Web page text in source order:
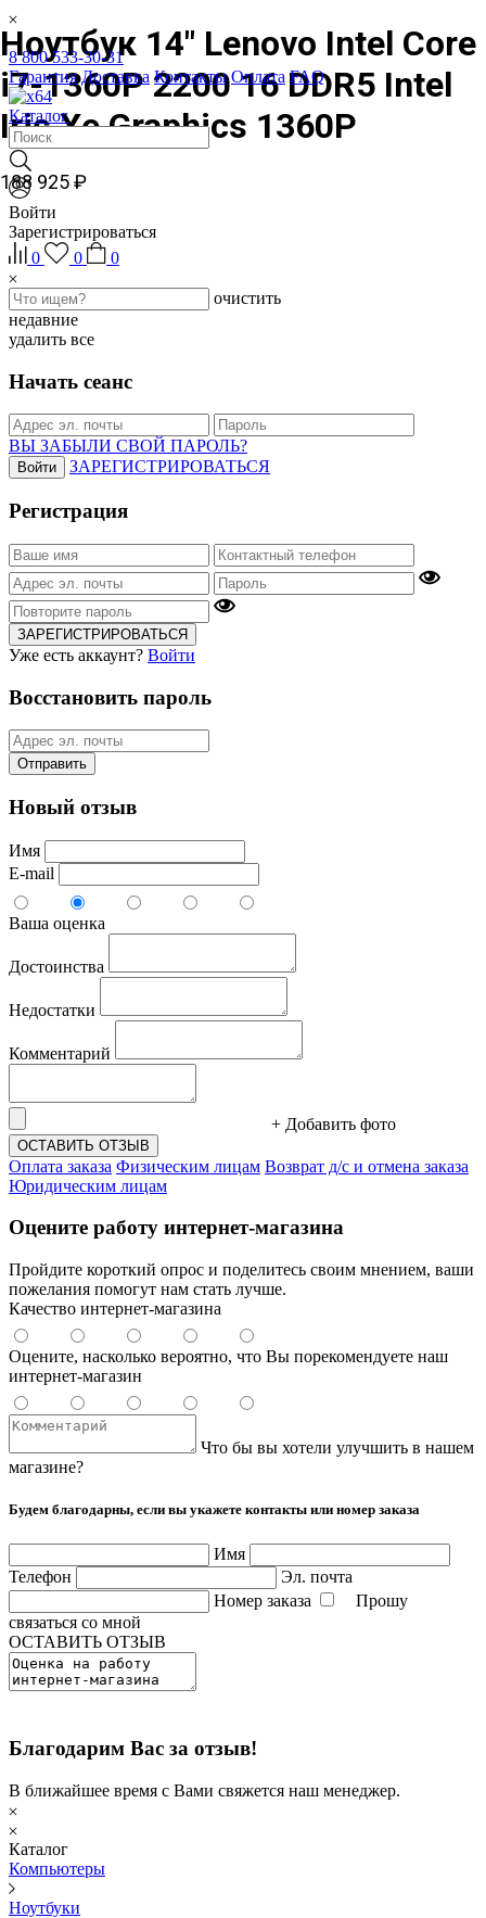
8 800 533-30-31
Гарантия Доставка Контакты Оплата FAQ
Каталог
Войти
Зарегистрироваться
0
0 0
очистить
недавние
удалить все
Начать сеанс
ВЫ ЗАБЫЛИ СВОЙ ПАРОЛЬ?
Войти ЗАРЕГИСТРИРОВАТЬСЯ
Регистрация
ЗАРЕГИСТРИРОВАТЬСЯ
Уже есть аккаунт? Войти
Восстановить пароль
Отправить
Новый отзыв
Имя
E-mail
Ваша оценка
Достоинства
Недостатки
Комментарий
+ Добавить фото
ОСТАВИТЬ ОТЗЫВ
Оплата заказа Физическим лицам Возврат д/с и отмена заказа
Юридическим лицам
Оцените работу интернет-магазина
Пройдите короткий опрос и поделитесь своим мнением, ваши
пожелания помогут нам стать лучше.
Качество интернет-магазина
Оцените, насколько вероятно, что Вы порекомендуете наш
интернет-магазин
Что бы вы хотели улучшить в нашем
магазине?
Будем благодарны, если вы укажете контакты или номер заказа
Имя
Телефон
Эл. почта
Номер заказа
Прошу
связаться со мной
ОСТАВИТЬ ОТЗЫВ
Благодарим Вас за отзыв!
В ближайшее время с Вами свяжется наш менеджер.
Каталог
Компьютеры
Ноутбуки
Ноутбук 14" Lenovo Intel Core
i7-1360P 2200 16 DDR5 Intel
Iris Xe Graphics 1360P
188 925 ₽